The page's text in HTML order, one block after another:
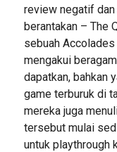
review negatif dan
berantakan – The
sebuah
mengakui
dapatkan, bahkan
game terburuk di
mereka juga
tersebut mulai
untuk playthrough